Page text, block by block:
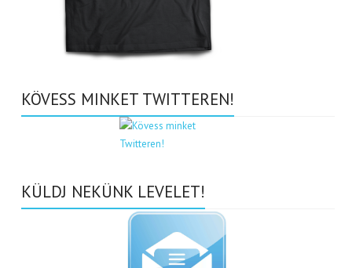
KÖVESS MINKET TWITTEREN!
KÜLDJ NEKÜNK LEVELET!